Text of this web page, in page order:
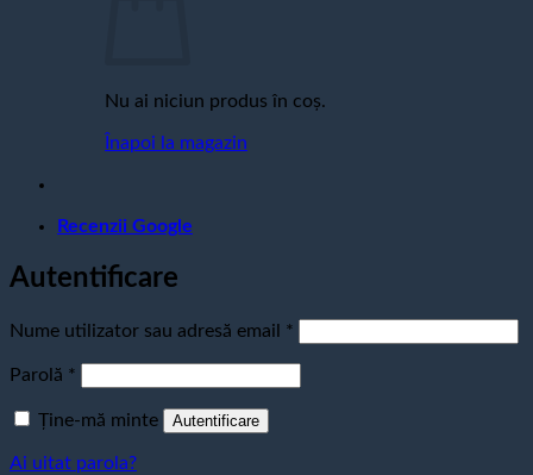
Nu ai niciun produs în coș.
Înapoi la magazin
Recenzii Google
Autentificare
Nume utilizator sau adresă email *
Parolă *
Ține-mă minte Autentificare
Ai uitat parola?